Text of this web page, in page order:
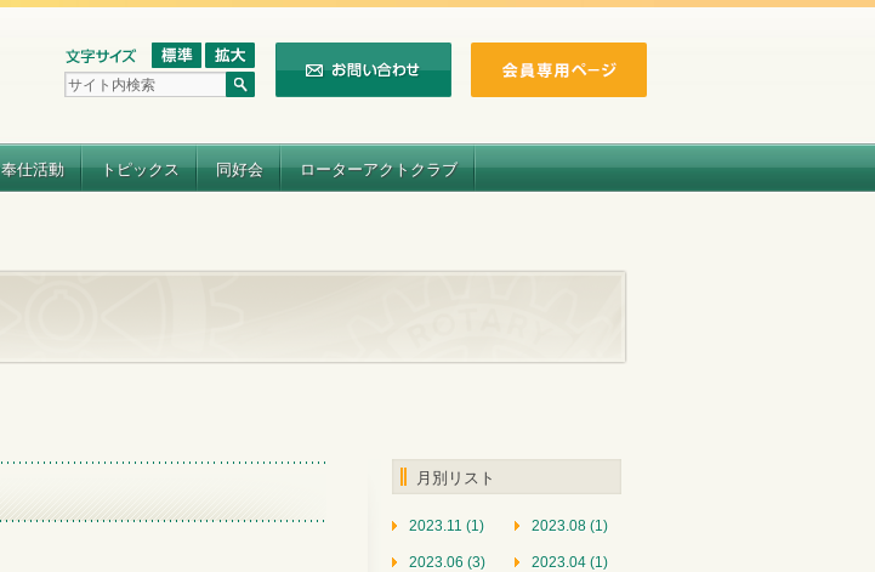
奉仕活動 トピックス 同好会 ローターアクトクラブ
月別リスト
2023.11 (1) 2023.08 (1)
2023.06 (3) 2023.04 (1)